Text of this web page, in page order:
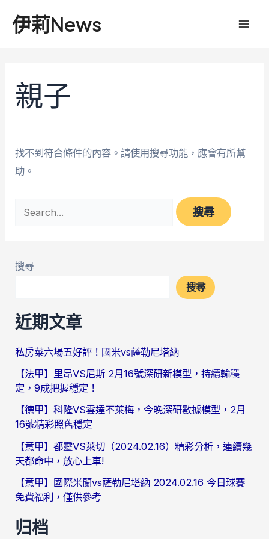
主
伊莉News
親子
找不到符合條件的內容。請使用搜尋功能，應會有所幫
助。
尋
關
字:
搜尋
搜尋
近期文章
私房菜六場五好評！國米vs薩勒尼塔納
【法甲】里昂VS尼斯 2月16號深研新模型，持續輸穩
定，9成把握穩定！
【德甲】科隆VS雲達不萊梅，今晚深研數據模型，2月
16號精彩照舊穩定
【意甲】都靈VS萊切（2024.02.16）精彩分析，連續幾
天都命中，放心上車!
【意甲】國際米蘭vs薩勒尼塔納 2024.02.16 今日球賽
免費福利，僅供參考
归档